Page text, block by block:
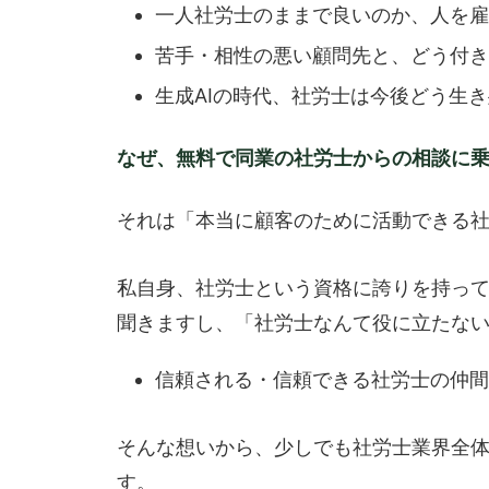
一人社労士のままで良いのか、人を
苦手・相性の悪い顧問先と、どう付
生成AIの時代、社労士は今後どう生
なぜ、無料で同業の社労士からの相談に
それは「本当に顧客のために活動できる
私自身、社労士という資格に誇りを持っ
聞きますし、「社労士なんて役に立たな
信頼される・信頼できる社労士の仲
そんな想いから、少しでも社労士業界全
す。